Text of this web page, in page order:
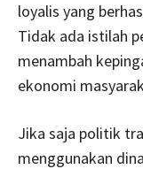
loyalis yang
Tidak ada istilah
menambah
ekonomi
Jika saja politik
menggunakan